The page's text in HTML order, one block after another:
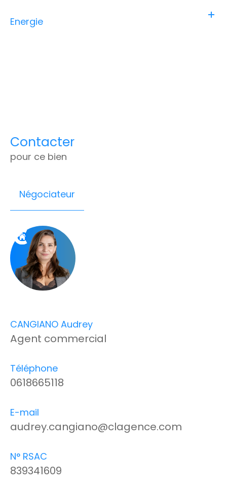
Energie
Contacter
pour ce bien
Négociateur
CANGIANO Audrey
Agent commercial
Téléphone
0618665118
E-mail
audrey.cangiano@clagence.com
N° RSAC
839341609